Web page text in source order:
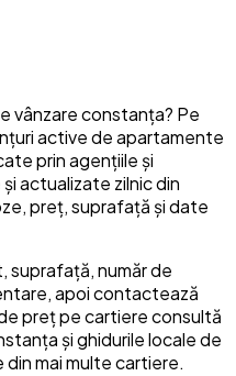
vânzare constanța? Pe
active de apartamente
prin agențiile și
actualizate zilnic din
preț, suprafață și date
număr de
apoi contactează
preț pe cartiere consultă
și ghidurile locale de
mai multe cartiere.